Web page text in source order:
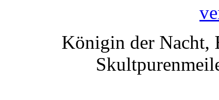
Königin der Nacht,